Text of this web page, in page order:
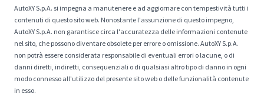
AutoXY S.p.A. si impegna a manutenere e ad aggiornare con tempestività tutti i
contenuti di questo sito web. Nonostante l'assunzione di questo impegno,
AutoXY S.p.A. non garantisce circa l'accuratezza delle informazioni contenute
nel sito, che possono diventare obsolete per errore o omissione. AutoXY S.p.A.
non potrà essere considerata responsabile di eventuali errori o lacune, o di
danni diretti, indiretti, consequenziali o di qualsiasi altro tipo di danno in ogni
modo connesso all'utilizzo del presente sito web o delle funzionalità contenute
in esso.